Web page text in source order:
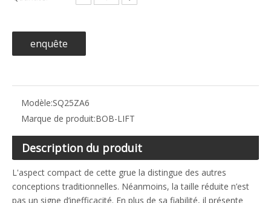
enquête
Modèle:SQ25ZA6
Marque de produit:BOB-LIFT
Description du produit
L'aspect compact de cette grue la distingue des autres
conceptions traditionnelles. Néanmoins, la taille réduite n’est
pas un signe d’inefficacité. En plus de sa fiabilité, il présente